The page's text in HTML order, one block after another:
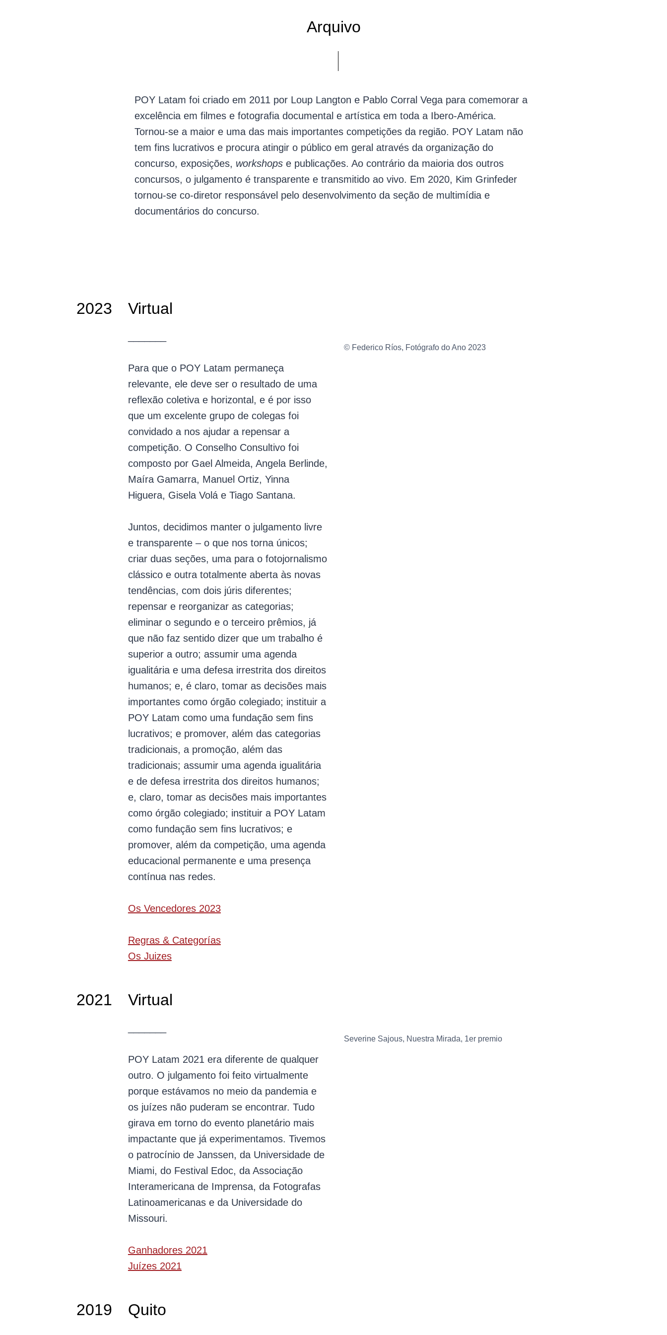
Arquivo
POY Latam foi criado em 2011 por Loup Langton e Pablo Corral Vega para comemorar a
excelência em filmes e fotografia documental e artística em toda a Ibero-América.
Tornou-se a maior e uma das mais importantes competições da região. POY Latam não
tem fins lucrativos e procura atingir o público em geral através da organização do
concurso, exposições, workshops e publicações. Ao contrário da maioria dos outros
concursos, o julgamento é transparente e transmitido ao vivo. Em 2020, Kim Grinfeder
tornou-se co-diretor responsável pelo desenvolvimento da seção de multimídia e
documentários do concurso.
2023 Virtual
Para que o POY Latam permaneça
relevante, ele deve ser o resultado de uma
reflexão coletiva e horizontal, e é por isso
que um excelente grupo de colegas foi
convidado a nos ajudar a repensar a
competição. O Conselho Consultivo foi
composto por Gael Almeida, Angela Berlinde,
Maíra Gamarra, Manuel Ortiz, Yinna
Higuera, Gisela Volá e Tiago Santana.
Juntos, decidimos manter o julgamento livre
e transparente – o que nos torna únicos;
criar duas seções, uma para o fotojornalismo
clássico e outra totalmente aberta às novas
tendências, com dois júris diferentes;
repensar e reorganizar as categorias;
eliminar o segundo e o terceiro prêmios, já
que não faz sentido dizer que um trabalho é
superior a outro; assumir uma agenda
igualitária e uma defesa irrestrita dos direitos
humanos; e, é claro, tomar as decisões mais
importantes como órgão colegiado; instituir a
POY Latam como uma fundação sem fins
lucrativos; e promover, além das categorias
tradicionais, a promoção, além das
tradicionais; assumir uma agenda igualitária
e de defesa irrestrita dos direitos humanos;
e, claro, tomar as decisões mais importantes
como órgão colegiado; instituir a POY Latam
como fundação sem fins lucrativos; e
promover, além da competição, uma agenda
educacional permanente e uma presença
contínua nas redes.
Os Vencedores 2023
Regras & Categorías
Os Juizes
© Federico Ríos, Fotógrafo do Ano 2023
2021 Virtual
POY Latam 2021 era diferente de qualquer
outro. O julgamento foi feito virtualmente
porque estávamos no meio da pandemia e
os juízes não puderam se encontrar. Tudo
girava em torno do evento planetário mais
impactante que já experimentamos. Tivemos
o patrocínio de Janssen, da Universidade de
Miami, do Festival Edoc, da Associação
Interamericana de Imprensa, da Fotografas
Latinoamericanas e da Universidade do
Missouri.
Ganhadores 2021
Juízes 2021
Severine Sajous, Nuestra Mirada, 1er premio
2019 Quito